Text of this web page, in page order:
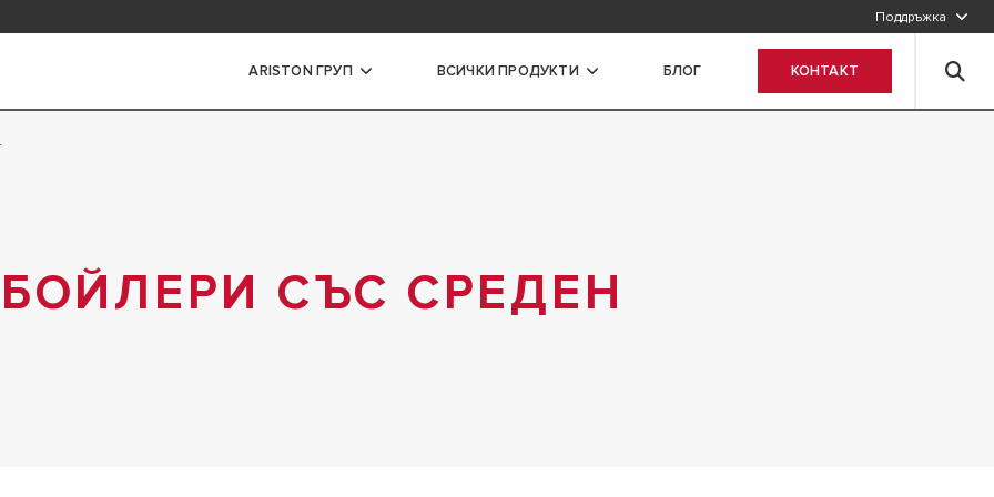
Поддръжка
ARISTON ГРУП ВСИЧКИ ПРОДУКТИ
БОЙЛЕРИ СЪС СРЕДЕН
БЛОГ КОНТАКТ
СЪС СРЕДЕН